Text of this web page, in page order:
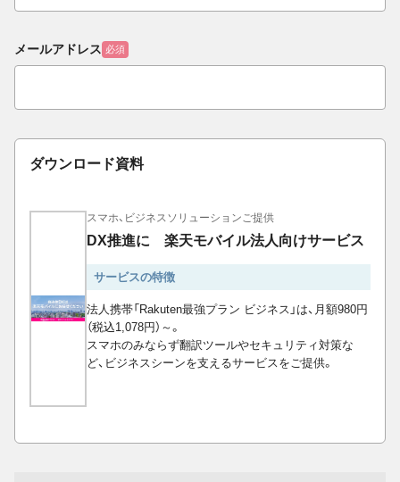
メールアドレス 必須
ダウンロード資料
スマホ、ビジネスソリューションご提供
DX推進に 楽天モバイル法人向けサービス
サービスの特徴
法人携帯「Rakuten最強プラン ビジネス」は、月額980円
（税込1,078円）～。
スマホのみならず翻訳ツールやセキュリティ対策な
ど、ビジネスシーンを支えるサービスをご提供。